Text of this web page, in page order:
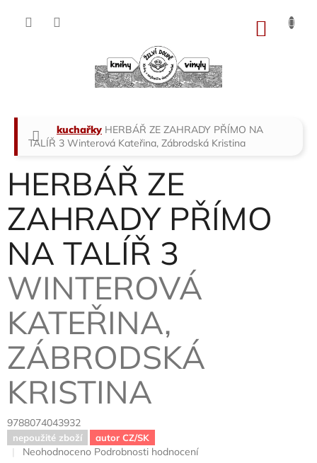
Domů
kuchařky HERBÁŘ ZE ZAHRADY PŘÍMO NA
TALÍŘ 3 Winterová Kateřina, Zábrodská Kristina
HERBÁŘ ZE
ZAHRADY PŘÍMO
NA TALÍŘ 3
WINTEROVÁ
KATEŘINA,
ZÁBRODSKÁ
KRISTINA
9788074043932
nepoužité zboží autor CZ/SK
Průměrné
Neohodnoceno Podrobnosti hodnocení